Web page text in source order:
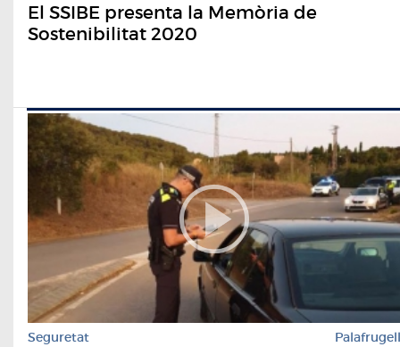
El SSIBE presenta la Memòria de
Sostenibilitat 2020
Seguretat Palafrugell